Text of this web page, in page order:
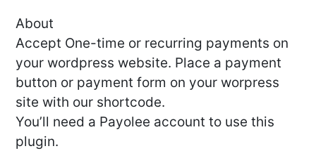
About
Accept One-time or recurring payments on
your wordpress website. Place a payment
button or payment form on your worpress
site with our shortcode.
You’ll need a Payolee account to use this
plugin.